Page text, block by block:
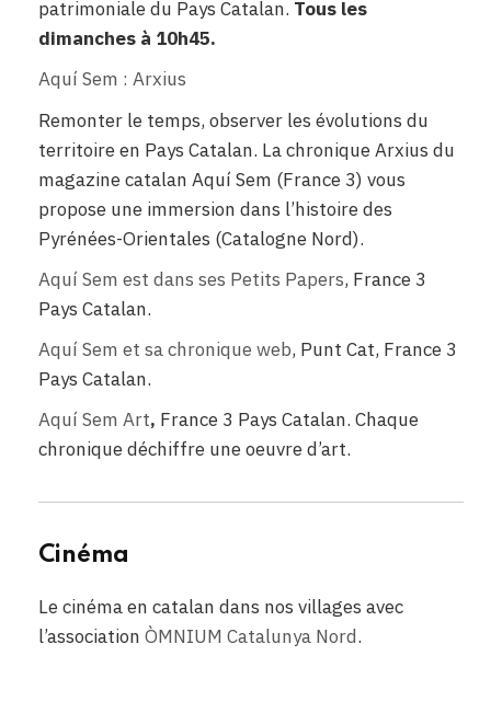
patrimoniale du Pays Catalan. Tous les
dimanches à 10h45.
Aquí Sem : Arxius
Remonter le temps, observer les évolutions du
territoire en Pays Catalan. La chronique Arxius du
magazine catalan Aquí Sem (France 3) vous
propose une immersion dans l’histoire des
Pyrénées-Orientales (Catalogne Nord).
Aquí Sem est dans ses Petits Papers, France 3
Pays Catalan.
Aquí Sem et sa chronique web, Punt Cat, France 3
Pays Catalan.
Aquí Sem Art, France 3 Pays Catalan. Chaque
chronique déchiffre une oeuvre d’art.
Cinéma
Le cinéma en catalan dans nos villages avec
l’association ÒMNIUM Catalunya Nord.